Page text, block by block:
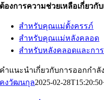
ต้องการความช่วยเหลือเกี่ยวกับ
สำหรับคุณแม่ตั้งครรภ์
สำหรับคุณแม่หลังคลอด
สำหรับหลังคลอดและกา
คำแนะนำเกี่ยวกับการออกกำลั
คงวัฒนกุล2025-02-